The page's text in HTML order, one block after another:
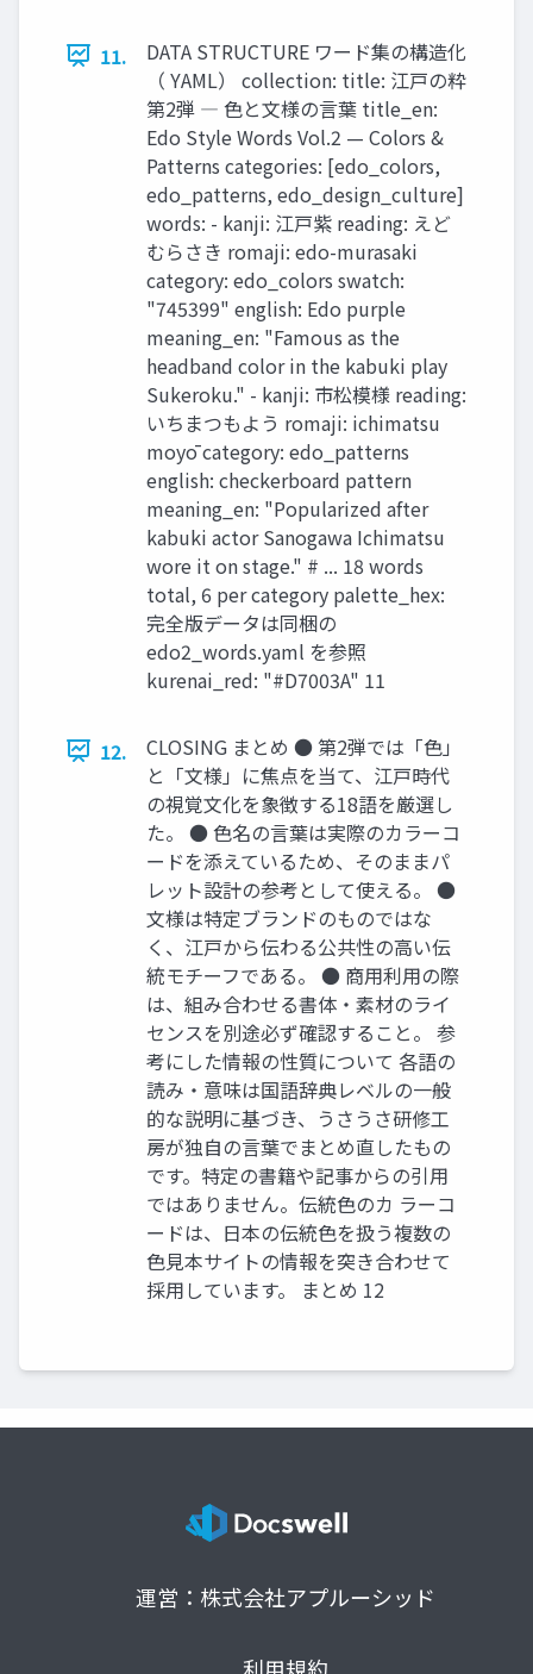
11.
DATA STRUCTURE ワード集の構造化
（ YAML） collection: title: 江戸の粋
第2弾 ― 色と文様の言葉 title_en:
Edo Style Words Vol.2 — Colors &
Patterns categories: [edo_colors,
edo_patterns, edo_design_culture]
words: - kanji: 江戸紫 reading: えど
むらさき romaji: edo-murasaki
category: edo_colors swatch:
"745399" english: Edo purple
meaning_en: "Famous as the
headband color in the kabuki play
Sukeroku." - kanji: 市松模様 reading:
いちまつもよう romaji: ichimatsu
moyō category: edo_patterns
english: checkerboard pattern
meaning_en: "Popularized after
kabuki actor Sanogawa Ichimatsu
wore it on stage." # ... 18 words
total, 6 per category palette_hex:
完全版データは同梱の
edo2_words.yaml を参照
kurenai_red: "#D7003A" 11
12.
CLOSING まとめ ● 第2弾では「色」
と「文様」に焦点を当て、江戸時代
の視覚文化を象徴する18語を厳選し
た。 ● 色名の言葉は実際のカラーコ
ードを添えているため、そのままパ
レット設計の参考として使える。 ●
文様は特定ブランドのものではな
く、江戸から伝わる公共性の高い伝
統モチーフである。 ● 商用利用の際
は、組み合わせる書体・素材のライ
センスを別途必ず確認すること。 参
考にした情報の性質について 各語の
読み・意味は国語辞典レベルの一般
的な説明に基づき、うさうさ研修工
房が独自の言葉でまとめ直したもの
です。特定の書籍や記事からの引用
ではありません。伝統色のカ ラーコ
ードは、日本の伝統色を扱う複数の
色見本サイトの情報を突き合わせて
採用しています。 まとめ 12
運営：株式会社アプルーシッド